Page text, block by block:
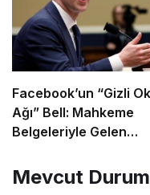
Facebook’un “Gizli
Ağı” Bell: Mahkeme
Belgeleriyle Gelen
Mevcut